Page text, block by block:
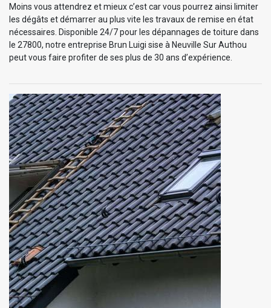
Moins vous attendrez et mieux c’est car vous pourrez ainsi limiter
les dégâts et démarrer au plus vite les travaux de remise en état
nécessaires. Disponible 24/7 pour les dépannages de toiture dans
le 27800, notre entreprise Brun Luigi sise à Neuville Sur Authou
peut vous faire profiter de ses plus de 30 ans d’expérience.